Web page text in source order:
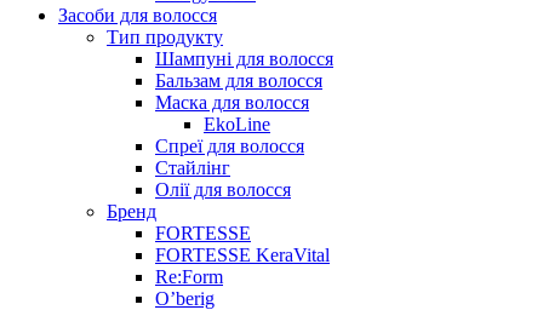
Засоби для волосся
Тип продукту
Шампуні для волосся
Бальзам для волосся
Маска для волосся
EkoLine
Спреї для волосся
Стайлінг
Олії для волосся
Бренд
FORTESSE
FORTESSE KeraVital
Re:Form
O’berig